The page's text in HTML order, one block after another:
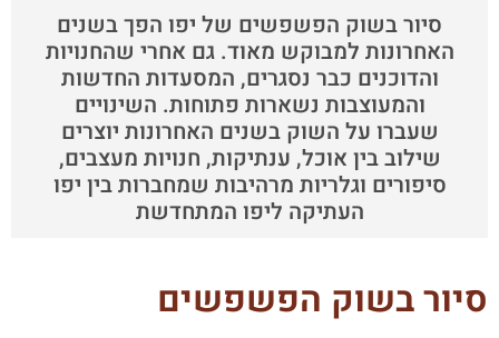
סיור בשוק הפשפשים של יפו הפך בשנים
האחרונות למבוקש מאוד. גם אחרי שהחנויות
והדוכנים כבר נסגרים, המסעדות החדשות
והמעוצבות נשארות פתוחות. השינויים
שעברו על השוק בשנים האחרונות יוצרים
שילוב בין אוכל, ענתיקות, חנויות מעצבים,
סיפורים וגלריות מרהיבות שמחברות בין יפו
העתיקה ליפו המתחדשת
סיור בשוק הפשפשים